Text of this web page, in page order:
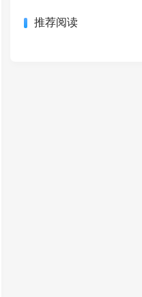
推荐阅读